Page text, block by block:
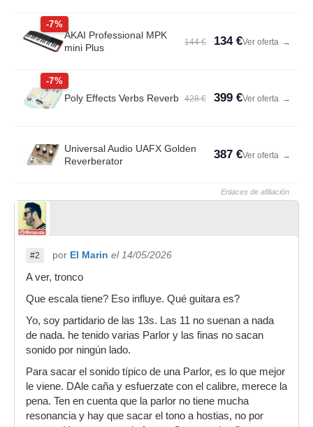
-7%
AKAI Professional MPK
mini Plus
144 € 134 €Ver oferta →
-7%
Poly Effects Verbs Reverb 428 € 399 €Ver oferta →
Universal Audio UAFX Golden
Reverberator
387 €Ver oferta →
Enlaces de afiliación
#2 por El Marin el 14/05/2026
A ver, tronco
Que escala tiene? Eso influye. Qué guitara es?
Yo, soy partidario de las 13s. Las 11 no suenan a nada
de nada. he tenido varias Parlor y las finas no sacan
sonido por ningún lado.
Para sacar el sonido típico de una Parlor, es lo que mejor
le viene. DAle caña y esfuerzate con el calibre, merece la
pena. Ten en cuenta que la parlor no tiene mucha
resonancia y hay que sacar el tono a hostias, no por